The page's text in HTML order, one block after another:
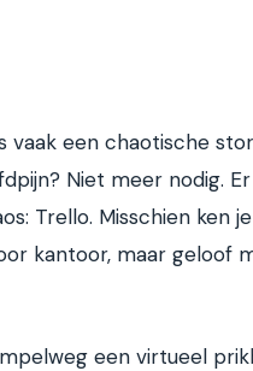
vaak een chaotische
Niet meer nodig.
Trello. Misschien ken
kantoor, maar geloof
een virtueel